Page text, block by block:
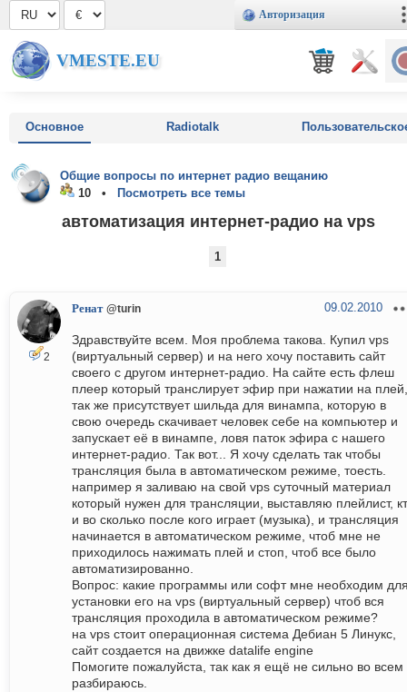
Авторизация
VMESTE.EU
Основное Radiotalk
Общие вопросы по интернет радио вещанию
10 •
Посмотреть все темы
автоматизация интернет-радио на vps
1
2
Ренат @turin 09.02.2010
Здравствуйте всем. Моя проблема такова. Купил vps
(виртуальный сервер) и на него хочу поставить сайт
своего с другом интернет-радио. На сайте есть флеш
плеер который транслирует эфир при нажатии на
так же присутствует шильда для винампа, которую в
свою очередь скачивает человек себе на компьютер и
запускает её в винампе, ловя паток эфира с нашего
интернет-радио. Так вот... Я хочу сделать так чтобы
трансляция была в автоматическом режиме, тоесть.
например я заливаю на свой vps суточный материал
который нужен для трансляции, выставляю плейлист,
и во сколько после кого играет (музыка), и трансляция
начинается в автоматическом режиме, чтоб мне не
приходилось нажимать плей и стоп, чтоб все было
автоматизированно.
Вопрос: какие программы или софт мне необходим
установки его на vps (виртуальный сервер) чтоб вся
трансляция проходила в автоматическом режиме?
на vps стоит операционная система Дебиан 5 Линукс,
сайт создается на движке datalife engine
Помогите пожалуйста, так как я ещё не сильно во всем
разбираюсь.